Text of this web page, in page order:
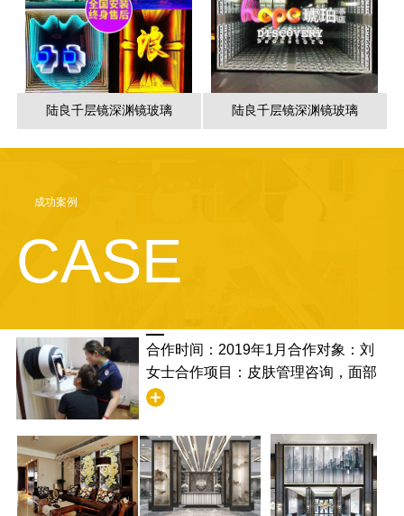
陆良千层镜深渊镜玻璃 陆良千层镜深渊镜玻璃
成功案例
CASE
合作时间：2019年1月合作对象：刘
女士合作项目：皮肤管理咨询，面部
清洁合作满意度：非常满意，并且学